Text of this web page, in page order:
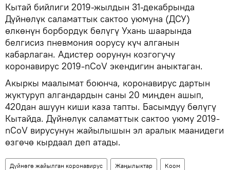
Кытай бийлиги 2019-жылдын 31-декабрында
Дүйнөлүк саламаттык сактоо уюмуна (ДСУ)
өлкөнүн борбордук бөлүгү Ухань шаарында
белгисиз пневмония оорусу күч алганын
кабарлаган. Адистер оорунун козгогучу
коронавирус 2019-nCoV экендигин аныктаган.
Акыркы маалымат боюнча, коронавирус дартын
жуктуруп алгандардын саны 20 миңден ашып,
420дан ашуун киши каза тапты. Басымдуу бөлүгү
Кытайда. Дүйнөлүк саламаттык сактоо уюму 2019-
nCoV вирусунун жайылышын эл аралык маанидеги
өзгөчө кырдаал деп атады.
Дүйнөгө жайылган коронавирус Жаңылыктар Коом